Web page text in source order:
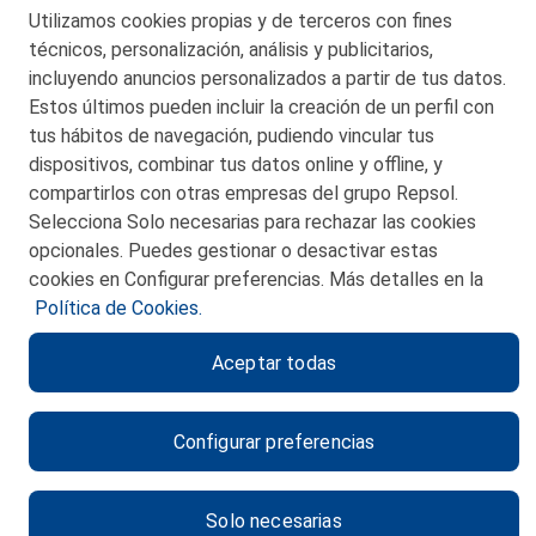
© 2026 Petronor S.A.
CONTACTO
MAPA WEB
POLITICA DE PRIVACIDAD
POLITICA DE COOKIES
CANAL DE ÉTICA
Utilizamos cookies propias y de terceros con fines
técnicos, personalización, análisis y publicitarios,
incluyendo anuncios personalizados a partir de tus datos.
Estos últimos pueden incluir la creación de un perfil con
tus hábitos de navegación, pudiendo vincular tus
dispositivos, combinar tus datos online y offline, y
compartirlos con otras empresas del grupo Repsol.
Selecciona Solo necesarias para rechazar las cookies
opcionales. Puedes gestionar o desactivar estas
cookies en Configurar preferencias. Más detalles en la
Política de Cookies.
Configurar preferencias
Solo necesarias
Aceptar todas